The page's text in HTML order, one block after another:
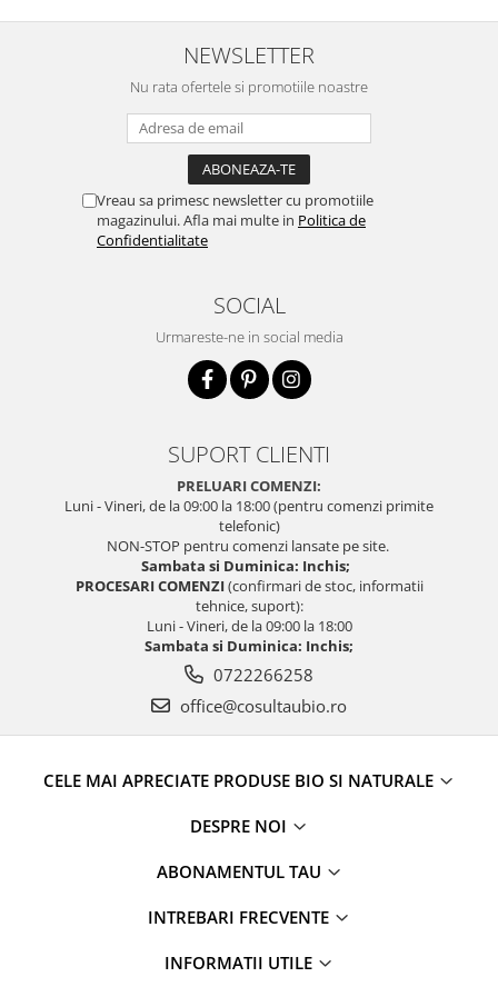
NEWSLETTER
Nu rata ofertele si promotiile noastre
Vreau sa primesc newsletter cu promotiile
magazinului. Afla mai multe in Politica de
Confidentialitate
SOCIAL
Urmareste-ne in social media
SUPORT CLIENTI
PRELUARI COMENZI:
Luni - Vineri, de la 09:00 la 18:00 (pentru comenzi primite
telefonic)
NON-STOP pentru comenzi lansate pe site.
Sambata si Duminica: Inchis;
PROCESARI COMENZI(confirmari de stoc, informatii
tehnice, suport):
Luni - Vineri, de la 09:00 la 18:00
Sambata si Duminica: Inchis;
0722266258
office@cosultaubio.ro
CELE MAI APRECIATE PRODUSE BIO SI NATURALE
DESPRE NOI
ABONAMENTUL TAU
INTREBARI FRECVENTE
INFORMATII UTILE